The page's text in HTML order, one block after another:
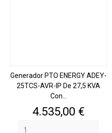
Generador PTO ENERGY ADEY-
25TCS-AVR-IP De 27,5 KVA
Con...
Precio
4.535,00 €